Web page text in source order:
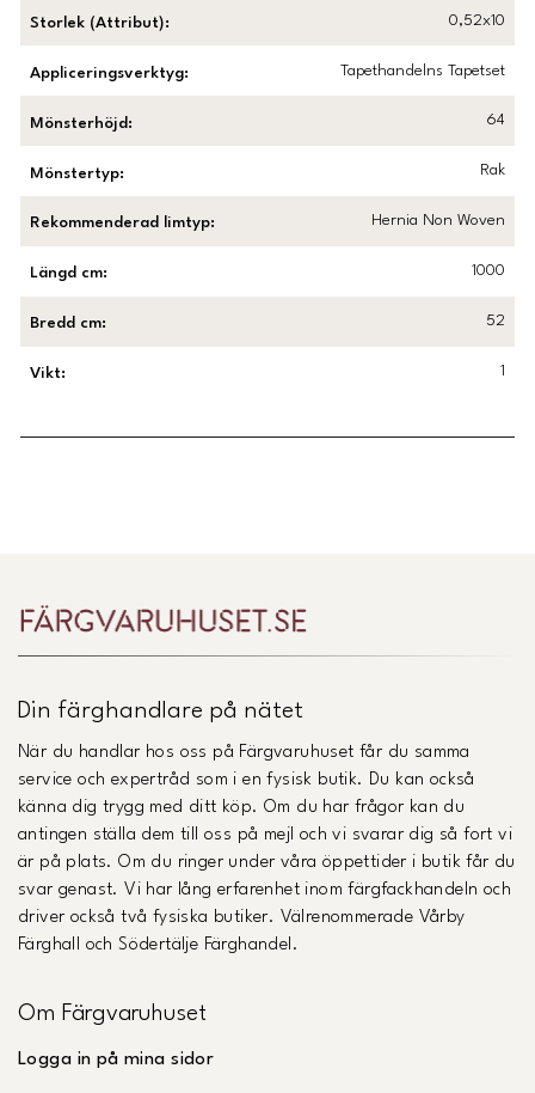
Storlek (Attribut): 0,52x10
Appliceringsverktyg: Tapethandelns Tapetset
Mönsterhöjd : 64
Mönstertyp: Rak
Rekommenderad limtyp: Hernia Non Woven
Längd cm: 1000
Bredd cm: 52
Vikt: 1
Din färghandlare på nätet
När du handlar hos oss på Färgvaruhuset får du samma
service och expertråd som i en fysisk butik. Du kan också
känna dig trygg med ditt köp. Om du har frågor kan du
antingen ställa dem till oss på mejl och vi svarar dig så fort vi
är på plats. Om du ringer under våra öppettider i butik får du
svar genast. Vi har lång erfarenhet inom färgfackhandeln och
driver också två fysiska butiker. Välrenommerade Vårby
Färghall och Södertälje Färghandel.
Om Färgvaruhuset
Logga in på mina sidor